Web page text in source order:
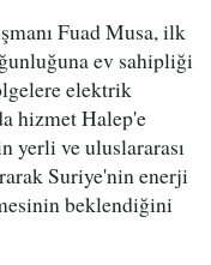
Fuad Musa, ilk
ev sahipliği
elektrik
hizmet Halep'e
yerli ve uluslararası
Suriye'nin enerji
beklendiğini